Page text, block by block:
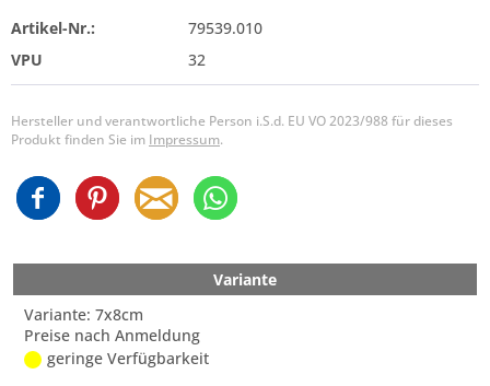
Artikel-Nr.:
79539.010
VPU
32
Hersteller und verantwortliche Person i.S.d. EU VO 2023/988 für dieses
Produkt finden Sie im Impressum.
Variante
Variante: 7x8cm
Preise nach Anmeldung
geringe Verfügbarkeit